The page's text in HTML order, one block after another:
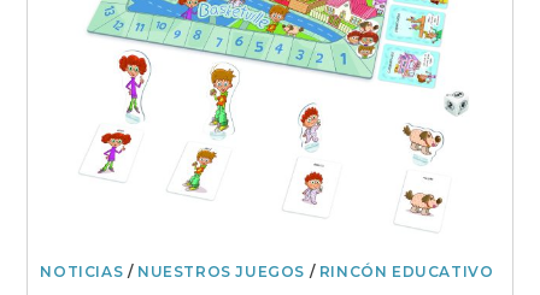
NOTICIAS / NUESTROS JUEGOS / RINCÓN EDUCATIVO